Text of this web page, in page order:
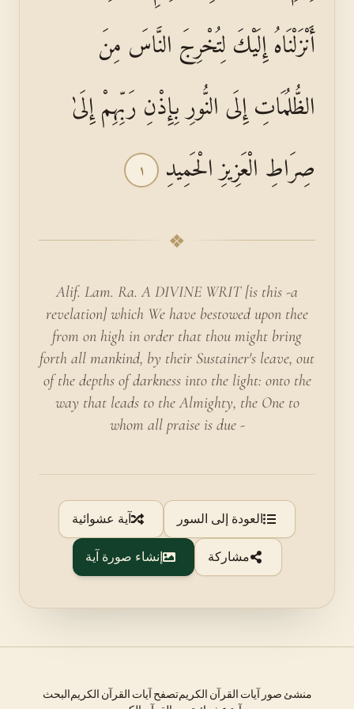
أَنْزَلْنَاهُ إِلَيْكَ لِتُخْرِجَ النَّاسَ مِنَ
الظُّلُمَاتِ إِلَى النُّورِ بِإِذْنِ رَبِّهِمْ إِلَىٰ
صِرَاطِ الْعَزِيزِ الْحَمِيدِ ١
❖
Alif. Lam. Ra. A DIVINE WRIT [is this -a
revelation] which We have bestowed upon thee
from on high in order that thou might bring
forth all mankind, by their Sustainer's leave, out
of the depths of darkness into the light: onto the
way that leads to the Almighty, the One to
whom all praise is due -
العودة إلى السور آية عشوائية
مشاركة إنشاء صورة آية
منشئ صور آيات القرآن الكريمتصفح آيات القرآن الكريمالبحث